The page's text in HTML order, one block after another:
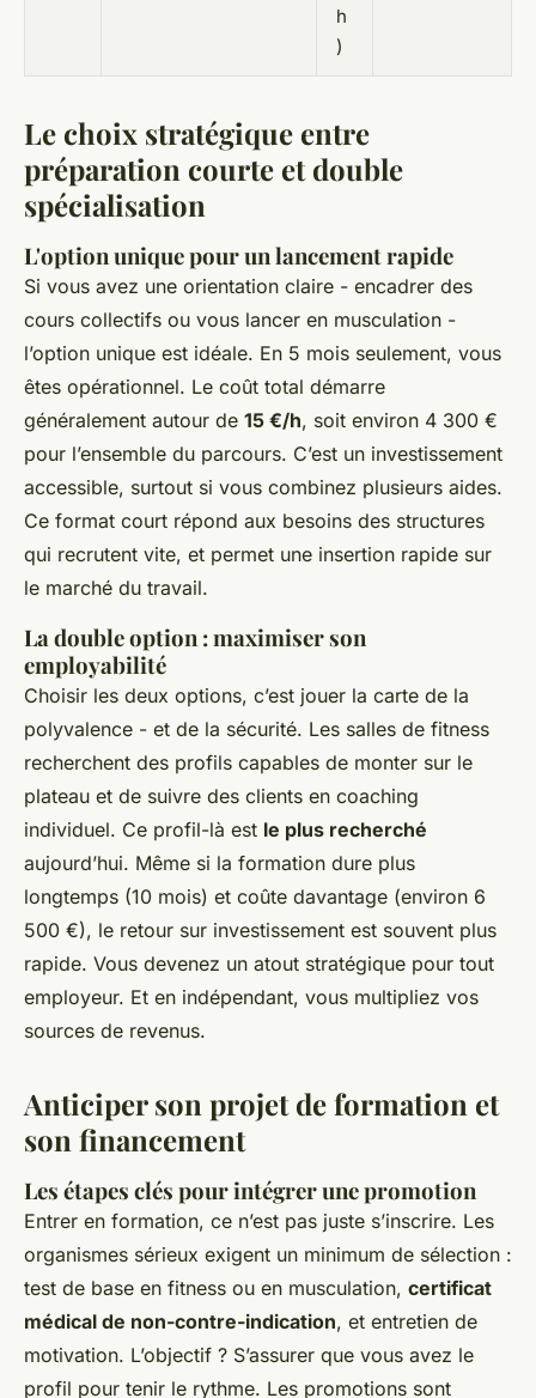
h
)
Le choix stratégique entre
préparation courte et double
spécialisation
L'option unique pour un lancement rapide
Si vous avez une orientation claire - encadrer des
cours collectifs ou vous lancer en musculation -
l’option unique est idéale. En 5 mois seulement, vous
êtes opérationnel. Le coût total démarre
généralement autour de 15 €/h, soit environ 4 300 €
pour l’ensemble du parcours. C’est un investissement
accessible, surtout si vous combinez plusieurs aides.
Ce format court répond aux besoins des structures
qui recrutent vite, et permet une insertion rapide sur
le marché du travail.
La double option : maximiser son
employabilité
Choisir les deux options, c’est jouer la carte de la
polyvalence - et de la sécurité. Les salles de fitness
recherchent des profils capables de monter sur le
plateau et de suivre des clients en coaching
individuel. Ce profil-là est le plus recherché
aujourd’hui. Même si la formation dure plus
longtemps (10 mois) et coûte davantage (environ 6
500 €), le retour sur investissement est souvent plus
rapide. Vous devenez un atout stratégique pour tout
employeur. Et en indépendant, vous multipliez vos
sources de revenus.
Anticiper son projet de formation et
son financement
Les étapes clés pour intégrer une promotion
Entrer en formation, ce n’est pas juste s’inscrire. Les
organismes sérieux exigent un minimum de sélection :
test de base en fitness ou en musculation, certificat
médical de non-contre-indication, et entretien de
motivation. L’objectif ? S’assurer que vous avez le
profil pour tenir le rythme. Les promotions sont